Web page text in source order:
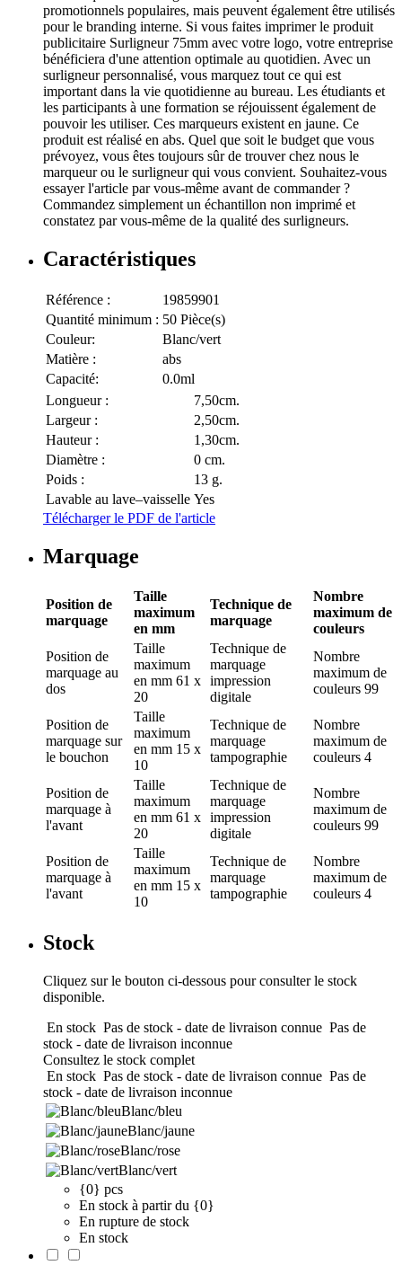
promotionnels populaires, mais peuvent également être utilisés
pour le branding interne. Si vous faites imprimer le produit
publicitaire Surligneur 75mm avec votre logo, votre entreprise
bénéficiera d'une attention optimale au quotidien. Avec un
surligneur personnalisé, vous marquez tout ce qui est
important dans la vie quotidienne au bureau. Les étudiants et
les participants à une formation se réjouissent également de
pouvoir les utiliser. Ces marqueurs existent en jaune. Ce
produit est réalisé en abs. Quel que soit le budget que vous
prévoyez, vous êtes toujours sûr de trouver chez nous le
marqueur ou le surligneur qui vous convient. Souhaitez-vous
essayer l'article par vous-même avant de commander ?
Commandez simplement un échantillon non imprimé et
constatez par vous-même de la qualité des surligneurs.
Caractéristiques
Référence :
19859901
Quantité minimum : 50 Pièce(s)
Couleur:
Blanc/vert
Matière :
abs
Capacité:
0.0ml
Longueur :
7,50cm.
Largeur :
2,50cm.
Hauteur :
1,30cm.
Diamètre :
0 cm.
Poids :
13 g.
Lavable au lave–vaisselle Yes
Télécharger le PDF de l'article
Marquage
Position de
marquage
Taille
maximum
en mm
Technique de
marquage
Nombre
maximum de
couleurs
Position de
marquage au
dos
Taille
maximum
en mm 61 x
20
Technique de
marquage
impression
digitale
Nombre
maximum de
couleurs 99
Position de
marquage sur
le bouchon
Taille
maximum
en mm 15 x
10
Technique de
marquage
tampographie
Nombre
maximum de
couleurs 4
Position de
marquage à
l'avant
Taille
maximum
en mm 61 x
20
Technique de
marquage
impression
digitale
Nombre
maximum de
couleurs 99
Position de
marquage à
l'avant
Taille
maximum
en mm 15 x
10
Technique de
marquage
tampographie
Nombre
maximum de
couleurs 4
Stock
Cliquez sur le bouton ci-dessous pour consulter le stock
disponible.
En stock Pas de stock - date de livraison connue Pas de
stock - date de livraison inconnue
Consultez le stock complet
En stock Pas de stock - date de livraison connue Pas de
stock - date de livraison inconnue
Blanc/bleu
Blanc/jaune
Blanc/rose
Blanc/vert
{0} pcs
En stock à partir du {0}
En rupture de stock
En stock